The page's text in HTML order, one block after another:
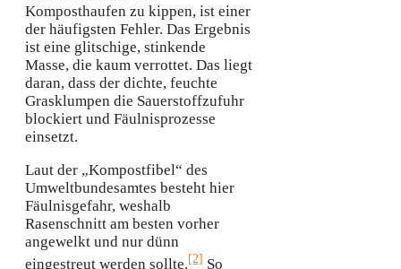
Komposthaufen zu kippen, ist einer
der häufigsten Fehler. Das Ergebnis
ist eine glitschige, stinkende
Masse, die kaum verrottet. Das liegt
daran, dass der dichte, feuchte
Grasklumpen die Sauerstoffzufuhr
blockiert und Fäulnisprozesse
einsetzt.
Laut der „Kompostfibel“ des
Umweltbundesamtes besteht hier
Fäulnisgefahr, weshalb
Rasenschnitt am besten vorher
angewelkt und nur dünn
eingestreut werden sollte.[2] So